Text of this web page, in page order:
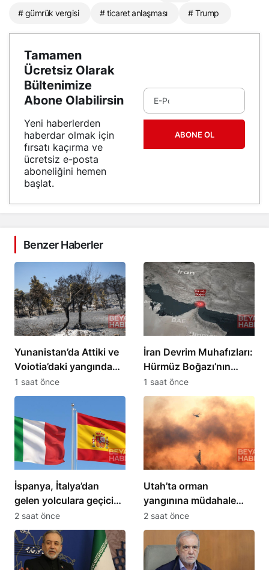
# gümrük vergisi # ticaret anlaşması # Trump
Tamamen
Ücretsiz Olarak
Bültenimize
Abone Olabilirsin
Yeni haberlerden
haberdar olmak için
fırsatı kaçırma ve
ücretsiz e-posta
aboneliğini hemen
başlat.
ABONE OL
Benzer Haberler
Yunanistan’da Attiki ve
Voiotia’daki yangında
111 bin 732 dönüm kül
oldu
1 saat önce
İran Devrim Muhafızları:
Hürmüz Boğazı’nın
açılması ABD’nin
şartlara bağlı
1 saat önce
İspanya, İtalya’dan
gelen yolculara geçici
sınır kontrolleri
başlatıyor
2 saat önce
Utah’ta orman
yangınına müdahale
eden helikopter düştü
2 saat önce